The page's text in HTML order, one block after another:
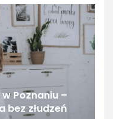
Poznaniu –
bez złudzeń